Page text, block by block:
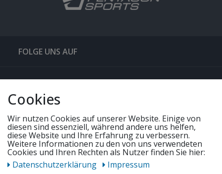
FOLGE UNS AUF
QUICKLINKS & TIPPS
UNSERE ANGEBOTE
Cookies
Wir nutzen Cookies auf unserer Website. Einige von
diesen sind essenziell, während andere uns helfen,
diese Website und Ihre Erfahrung zu verbessern.
Weitere Informationen zu den von uns verwendeten
Cookies und Ihren Rechten als Nutzer finden Sie hier:
Daten­schutz­erklärung
Impressum